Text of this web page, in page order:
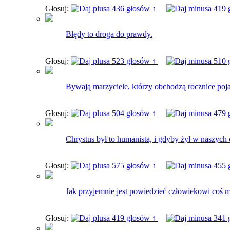
Głosuj: 436 głosów ↑ 419
Błędy to droga do prawdy.
Głosuj: 523 głosów ↑ 510
Bywają marzyciele, którzy obchodzą rocznice
Głosuj: 504 głosów ↑ 479
Chrystus był to humanista, i gdyby żył w
Głosuj: 575 głosów ↑ 455
Jak przyjemnie jest powiedzieć człowiekowi coś
Głosuj: 419 głosów ↑ 341